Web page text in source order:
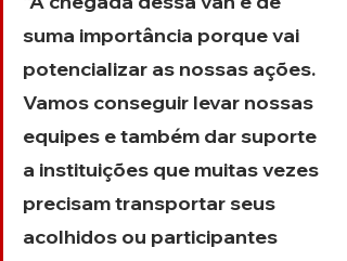
suma importância porque vai
potencializar as nossas ações.
Vamos conseguir levar nossas
equipes e também dar suporte
a instituições que muitas vezes
precisam transportar seus
acolhidos ou participantes